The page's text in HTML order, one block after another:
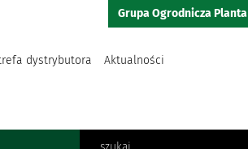
dystrybutora Aktualności
Grupa Ogrodnicza Planta